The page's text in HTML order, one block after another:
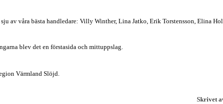
av våra bästa handledare: Villy Winther, Lina Jatko, Erik Torstensson, Elina
blev det en förstasida och mittuppslag.
Värmland Slöjd.
Skrivet